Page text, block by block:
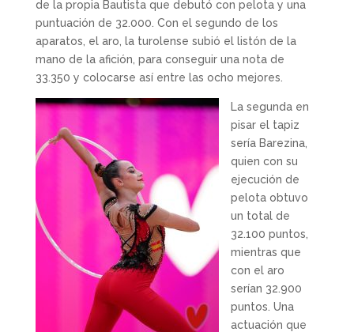
de la propia Bautista que debutó con pelota y una
puntuación de 32.000. Con el segundo de los
aparatos, el aro, la turolense subió el listón de la
mano de la afición, para conseguir una nota de
33.350 y colocarse así entre las ocho mejores.
La segunda en
pisar el tapiz
sería Barezina,
quien con su
ejecución de
pelota obtuvo
un total de
32.100 puntos,
mientras que
con el aro
serían 32.900
puntos. Una
actuación que